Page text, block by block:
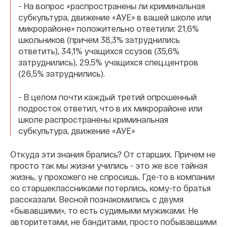
- На вопрос «распространены ли криминальная
субкультура, движение «АУЕ» в вашей школе или
микрорайоне» положительно ответили: 21,6%
школьников (причем 38,3% затруднились
ответить), 34,1% учащихся ссузов (35,6%
затруднились), 29,5% учащихся спец.центров
(26,5% затруднились).
- В целом почти каждый третий опрошенный
подросток ответил, что в их микрорайоне или
школе распространены криминальная
субкультура, движение «АУЕ»
Откуда эти знания брались? От старших. Причем не
просто так мы жизни учились - это же все тайная
жизнь, у прохожего не спросишь. Где-то в компании
со старшеклассниками потерлись, кому-то братья
рассказали. Весной познакомились с двумя
«бывавшими», то есть судимыми мужиками. Не
авторитетами, не бандитами, просто побывавшими